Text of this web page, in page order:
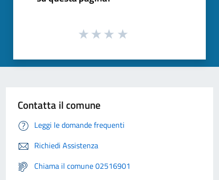
Contatta il comune
Leggi le domande frequenti
Richiedi Assistenza
Chiama il comune 02516901